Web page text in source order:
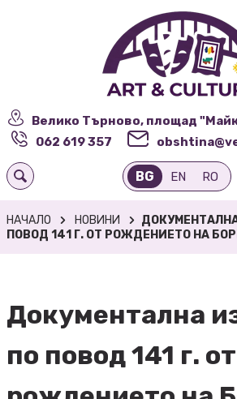
Велико Търново, площад
062 619 357
BG EN RO
НАЧАЛО НОВИНИ
ПОВОД 141 Г. ОТ РОЖДЕНИЕТО НА
Документална
по повод 141 г. от